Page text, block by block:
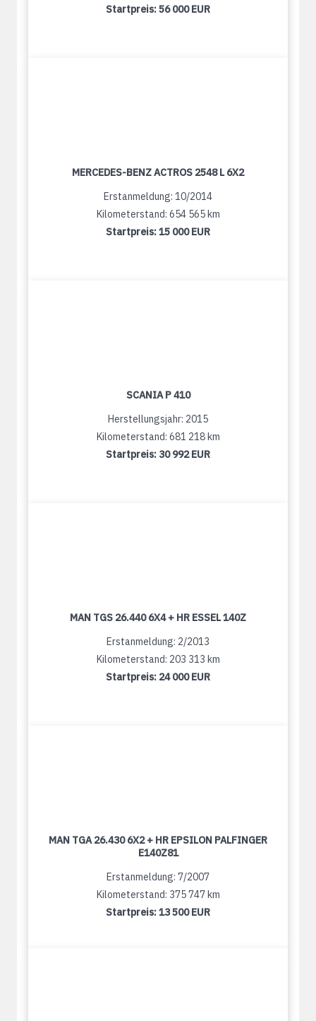
Startpreis:56 000 EUR
MERCEDES-BENZ ACTROS 2548 L 6X2
Erstanmeldung: 10/2014
Kilometerstand: 654 565 km
Startpreis:15 000 EUR
SCANIA P 410
Herstellungsjahr: 2015
Kilometerstand: 681 218 km
Startpreis: 30 992 EUR
MAN TGS 26.440 6X4 + HR ESSEL 140Z
Erstanmeldung: 2/2013
Kilometerstand: 203 313 km
Startpreis: 24 000 EUR
MAN TGA 26.430 6X2 + HR EPSILON PALFINGER
E140Z81
Erstanmeldung: 7/2007
Kilometerstand: 375 747 km
Startpreis:13 500 EUR